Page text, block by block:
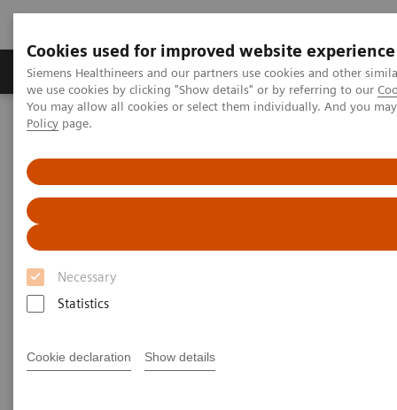
Cookies used for improved website experience
Siemens Healthineers and our partners use cookies and other
we use cookies by clicking "Show details" or by referring to our
You may allow all cookies or select them individually. And you
Policy page.
Necessary
Statistics
Cookie declaration Show details
Productos y servicios Especialidades Clínicas
Siemens Healthineers Latinoamérica
Trastornos Neurológicos
Enfermedad de Alzheimer
Enfermedad de Alzheimer
Soluciones de Neurología para una mayor
confianza en el diagnóstico
apoyan la evaluación de la enfermedad de